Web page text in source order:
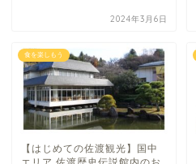
2024年3月6日
食を楽しもう
【はじめての佐渡観光】国中